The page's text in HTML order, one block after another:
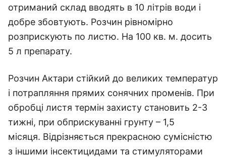
отриманий склад вводять в 10 літрів води і
добре збовтують. Розчин рівномірно
розприскують по листю. На 100 кв. м. досить
5 л препарату.
Розчин Актари стійкий до великих температур
і потрапляння прямих сонячних променів. При
обробці листя термін захисту становить 2-3
тижні, при обприскуванні грунту – 1,5
місяця. Відрізняється прекрасною сумісністю
з іншими інсектицидами та стимуляторами